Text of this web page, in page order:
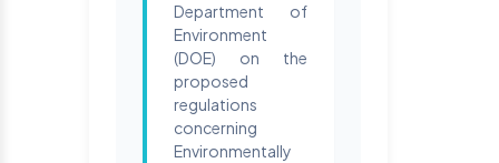
Department of
Environment
(DOE) on the
proposed
regulations
concerning
Environmentally